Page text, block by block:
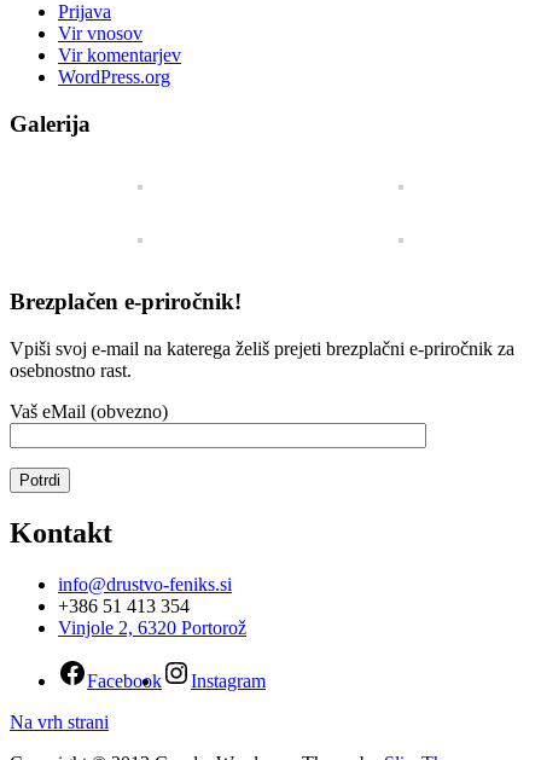
Prijava
Vir vnosov
Vir komentarjev
WordPress.org
Galerija
Brezplačen e-priročnik!
Vpiši svoj e-mail na katerega želiš prejeti brezplačni e-priročnik za
osebnostno rast.
Vaš eMail (obvezno)
Kontakt
info@drustvo-feniks.si
+386 51 413 354
Vinjole 2, 6320 Portorož
Facebook
Instagram
Na vrh strani